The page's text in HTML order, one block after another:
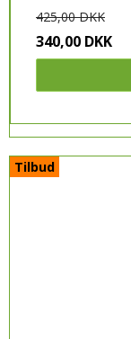
425,00 DKK
340,00 DKK
Tilbud